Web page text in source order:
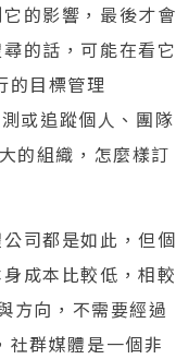
的影響，最後才會
的話，可能在看它
的目標管理
或追蹤個人、團隊
的組織，怎麼樣訂
司都是如此，但個
成本比較低，相較
方向，不需要經過
社群媒體是一個非